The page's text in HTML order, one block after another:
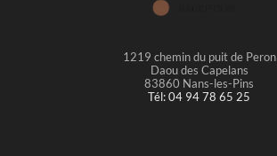
1219 chemin du puit de Peron
Daou des Capelans
83860 Nans-les-Pins
Tél: 04 94 78 65 25